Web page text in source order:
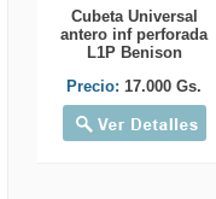
Cubeta Universal
antero inf perforada
L1P Benison
Precio: 17.000 Gs.